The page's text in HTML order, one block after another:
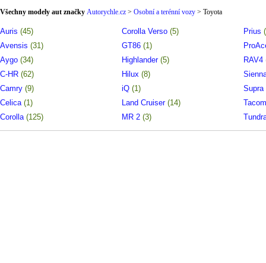
Všechny modely aut značky Autorychle.cz > Osobní a terénní vozy > Toyota
Auris (45)
Avensis (31)
Aygo (34)
C-HR (62)
Camry (9)
Celica (1)
Corolla (125)
Corolla Verso (5)
GT86 (1)
Highlander (5)
Hilux (8)
iQ (1)
Land Cruiser (14)
MR 2 (3)
Prius
RAV4
Supra